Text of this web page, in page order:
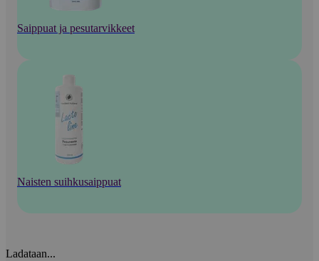
Saippuat ja pesutarvikkeet
Naisten suihkusaippuat
Ladataan...